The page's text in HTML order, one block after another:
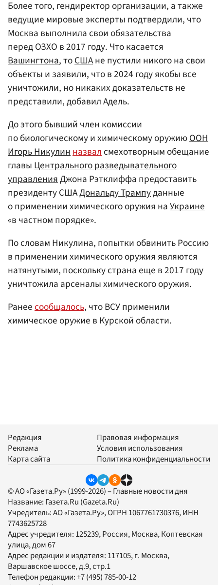
Более того, гендиректор организации, а также
ведущие мировые эксперты подтвердили, что
Москва выполнила свои обязательства
перед ОЗХО в 2017 году. Что касается
Вашингтона, тоСШАне пустили никого на свои
объекты и заявили, что в 2024 году якобы все
уничтожили, но никаких доказательств не
представили, добавил Адель.
До этого бывший член комиссии
по биологическому и химическому оружиюООН
Игорь Никулинназвалсмехотворным обещание
главыЦентрального разведывательного
управленияДжона Рэтклиффа предоставить
президенту СШАДональду Трампуданные
о применении химического оружия наУкраине
«в частном порядке».
По словам Никулина, попытки обвинить Россию
в применении химического оружия являются
натянутыми, поскольку страна еще в 2017 году
уничтожила арсеналы химического оружия.
Ранеесообщалось, что ВСУ применили
химическое оружие в Курской области.
Редакция
Реклама
Карта сайта
Правовая информация
Условия использования
Политика конфиденциальности
© АО «Газета.Ру» (1999-2026) – Главные новости дня
Название: Газета.Ru (Gazeta.Ru)
Учредитель:АО «Газета.Ру», ОГРН 1067761730376, ИНН
7743625728
Адрес учредителя: 125239, Россия, Москва, Коптевская
улица, дом 67
Адрес редакции и издателя: 117105, г. Москва,
Варшавское шоссе, д.9, стр.1
Телефон редакции:+7 (495) 785-00-12